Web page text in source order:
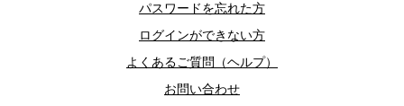
パスワードを忘れた方
ログインができない方
よくあるご質問（ヘルプ）
お問い合わせ